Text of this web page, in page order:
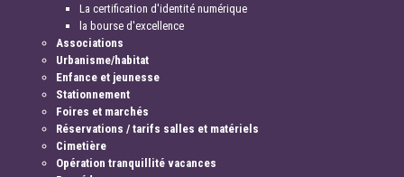
La certification d'identité numérique
la bourse d'excellence
Associations
Urbanisme/habitat
Enfance et jeunesse
Stationnement
Foires et marchés
Réservations / tarifs salles et matériels
Cimetière
Opération tranquillité vacances